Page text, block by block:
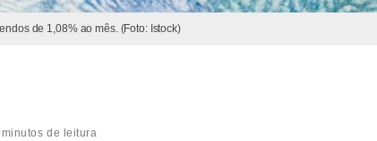
de 1,08% ao mês. (Foto: Istock)
de leitura